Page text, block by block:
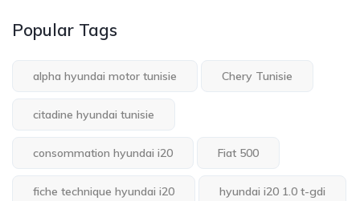
Popular Tags
alpha hyundai motor tunisie Chery Tunisie
citadine hyundai tunisie
consommation hyundai i20 Fiat 500
fiche technique hyundai i20 hyundai i20 1.0 t-gdi